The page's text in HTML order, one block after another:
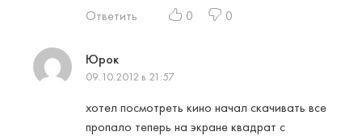
Ответить 0 0
Юрок
09.10.2012 в 21:57
хотел посмотреть кино начал скачивать все
пропало теперь на экране квадрат с